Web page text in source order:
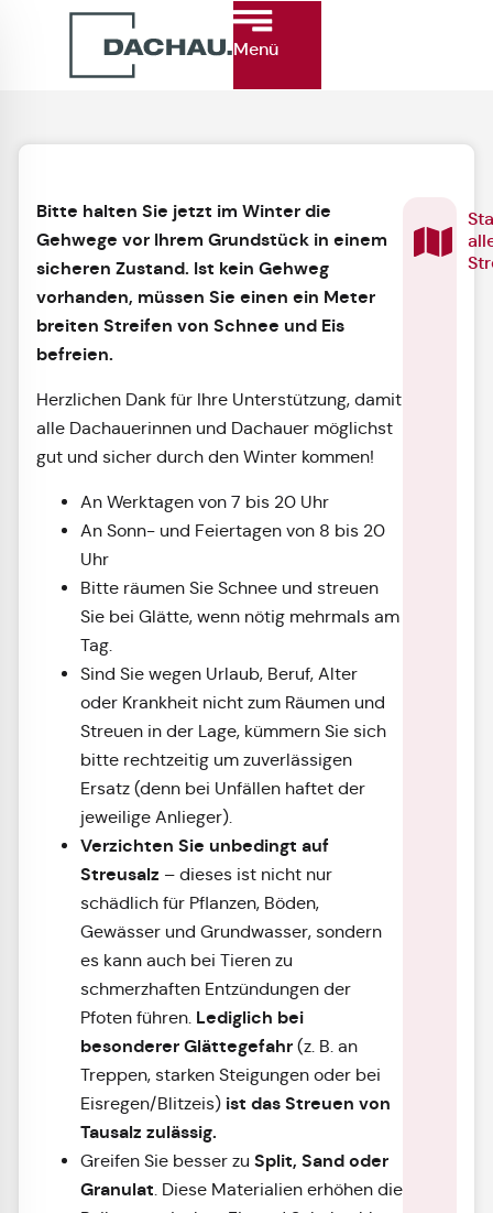
Menü
Bitte halten Sie jetzt im Winter die
Gehwege vor Ihrem Grundstück in einem
sicheren Zustand. Ist kein Gehweg
vorhanden, müssen Sie einen ein Meter
breiten Streifen von Schnee und Eis
befreien.
Herzlichen Dank für Ihre Unterstützung, damit
alle Dachauerinnen und Dachauer möglichst
gut und sicher durch den Winter kommen!
An Werktagen von 7 bis 20 Uhr
An Sonn- und Feiertagen von 8 bis 20
Uhr
Bitte räumen Sie Schnee und streuen
Sie bei Glätte, wenn nötig mehrmals am
Tag.
Sind Sie wegen Urlaub, Beruf, Alter
oder Krankheit nicht zum Räumen und
Streuen in der Lage, kümmern Sie sich
bitte rechtzeitig um zuverlässigen
Ersatz (denn bei Unfällen haftet der
jeweilige Anlieger).
Verzichten Sie unbedingt auf
Streusalz – dieses ist nicht nur
schädlich für Pflanzen, Böden,
Gewässer und Grundwasser, sondern
es kann auch bei Tieren zu
schmerzhaften Entzündungen der
Pfoten führen. Lediglich bei
besonderer Glättegefahr (z. B. an
Treppen, starken Steigungen oder bei
Eisregen/Blitzeis) ist das Streuen von
Tausalz zulässig.
Greifen Sie besser zu Split, Sand oder
Granulat. Diese Materialien erhöhen die